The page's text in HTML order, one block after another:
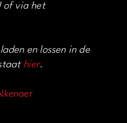
of via het
en lossen in de
hier.